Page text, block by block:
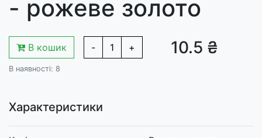
- рожеве золото
В кошик - 1 + 10.5 ₴
В наявності: 8
Характеристики